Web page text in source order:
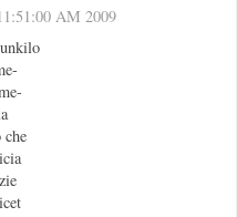
AM 2009